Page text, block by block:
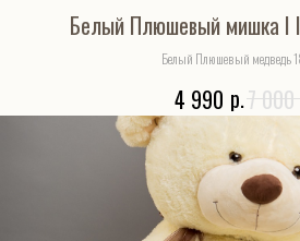
Белый Плюшевый мишка I
Белый Плюшевый медведь
4 990 р.7 000